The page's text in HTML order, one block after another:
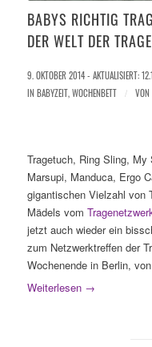
BABYS RICHTIG
DER WELT DER
9. OKTOBER 2014 - AKTUALISIERT:
IN BABYZEIT,WOCHENBETT / VON
Tragetuch, Ring Sling,
Marsupi, Manduca, Ergo
gigantischen Vielzahl von
Mädels vom
jetzt auch wieder ein
zum Netzwerktreffen der
Wochenende in Berlin,
Weiterlesen→